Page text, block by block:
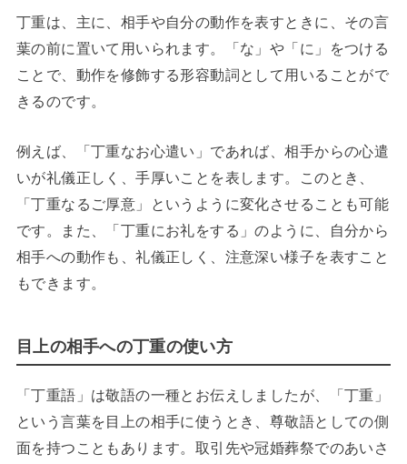
丁重は、主に、相手や自分の動作を表すときに、その言
葉の前に置いて用いられます。「な」や「に」をつける
ことで、動作を修飾する形容動詞として用いることがで
きるのです。
例えば、「丁重なお心遣い」であれば、相手からの心遣
いが礼儀正しく、手厚いことを表します。このとき、
「丁重なるご厚意」というように変化させることも可能
です。また、「丁重にお礼をする」のように、自分から
相手への動作も、礼儀正しく、注意深い様子を表すこと
もできます。
目上の相手への丁重の使い方
「丁重語」は敬語の一種とお伝えしましたが、「丁重」
という言葉を目上の相手に使うとき、尊敬語としての側
面を持つこともあります。取引先や冠婚葬祭でのあいさ